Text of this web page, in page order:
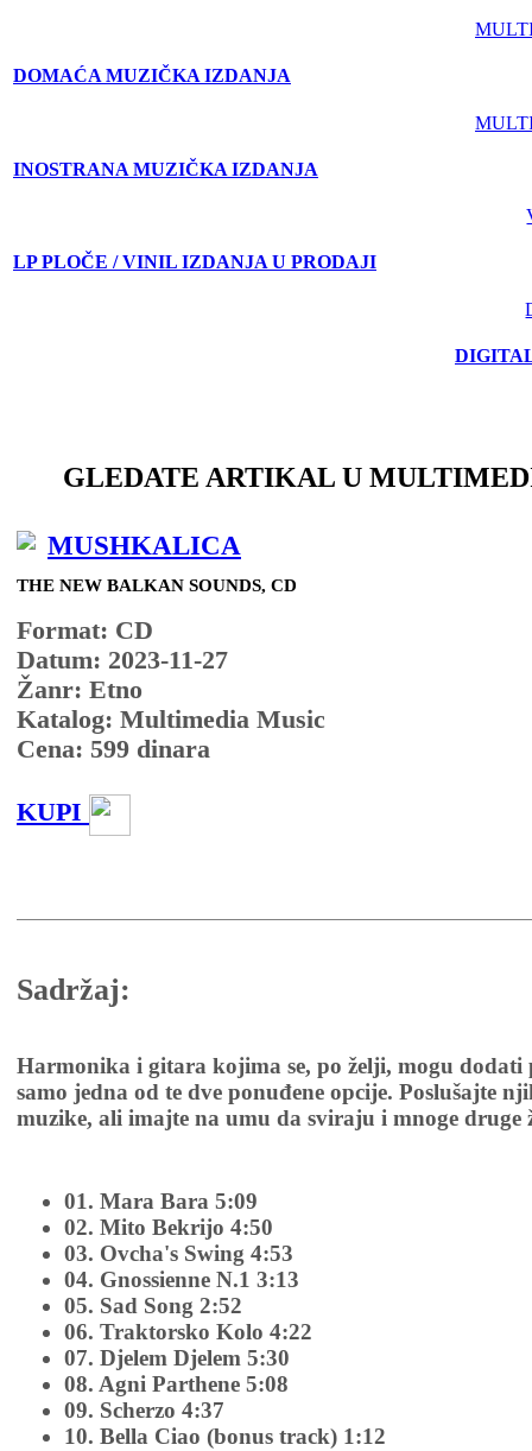
DOMAĆA MUZIČKA IZDANJA
INOSTRANA MUZIČKA IZDANJA
LP PLOČE / VINIL IZDANJA U PRODAJI
GLEDATE ARTIKAL U
MUSHKALICA
THE NEW BALKAN SOUNDS, CD
Format: CD
Datum: 2023-11-27
Žanr: Etno
Katalog: Multimedia Music
Cena: 599 dinara
KUPI
Sadržaj:
Harmonika i gitara kojima se, po želji, mogu
samo jedna od te dve ponuđene opcije. Poslušajte
muzike, ali imajte na umu da sviraju i mnoge druge
01. Mara Bara 5:09
02. Mito Bekrijo 4:50
03. Ovcha's Swing 4:53
04. Gnossienne N.1 3:13
05. Sad Song 2:52
06. Traktorsko Kolo 4:22
07. Djelem Djelem 5:30
08. Agni Parthene 5:08
09. Scherzo 4:37
10. Bella Ciao (bonus track) 1:12